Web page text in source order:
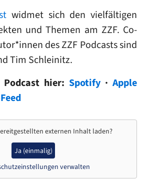
widmet sich den vielfältigen
und Themen am ZZF. Co-
des ZZF Podcasts sind
Tim Schleinitz.
hier: Spotify · Apple
externen Inhalt laden?
Ja (einmalig)
verwalten